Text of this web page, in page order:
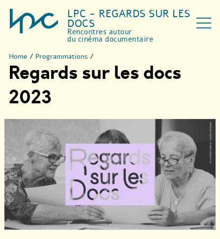
LPC - REGARDS SUR LES
DOCS
Rencontres autour
du cinéma documentaire
Home / Programmations /
Regards sur les docs
2023